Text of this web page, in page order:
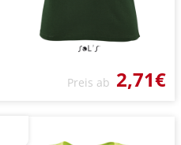
Preis ab 2,71€